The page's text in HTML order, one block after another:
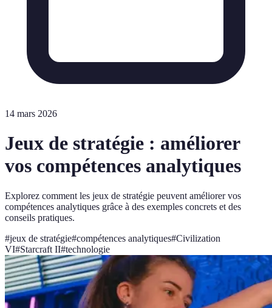
14 mars 2026
Jeux de stratégie : améliorer
vos compétences analytiques
Explorez comment les jeux de stratégie peuvent améliorer vos
compétences analytiques grâce à des exemples concrets et des
conseils pratiques.
#jeux de stratégie#compétences analytiques#Civilization
VI#Starcraft II#technologie